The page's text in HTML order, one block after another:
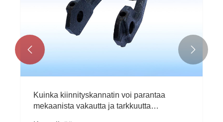
Kuinka kiinnityskannatin voi parantaa
mekaanista vakautta ja tarkkuutta
 